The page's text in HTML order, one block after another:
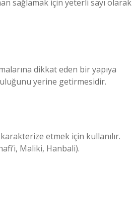
sağlamak için yeterli sayı olarak
dikkat eden bir yapıya
yerine getirmesidir.
etmek için kullanılır.
Maliki, Hanbali).